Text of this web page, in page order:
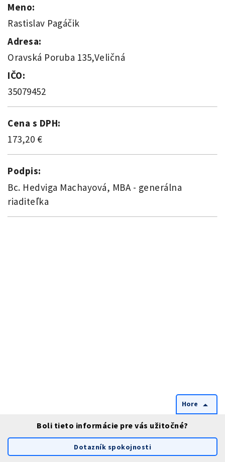
Meno:
Rastislav Pagáčik
Adresa:
Oravská Poruba 135,Veličná
IČO:
35079452
Cena s DPH:
173,20 €
Podpis:
Bc. Hedviga Machayová, MBA - generálna
riaditeľka
Hore arrow_drop_up
Boli tieto informácie pre vás užitočné?
Dotazník spokojnosti